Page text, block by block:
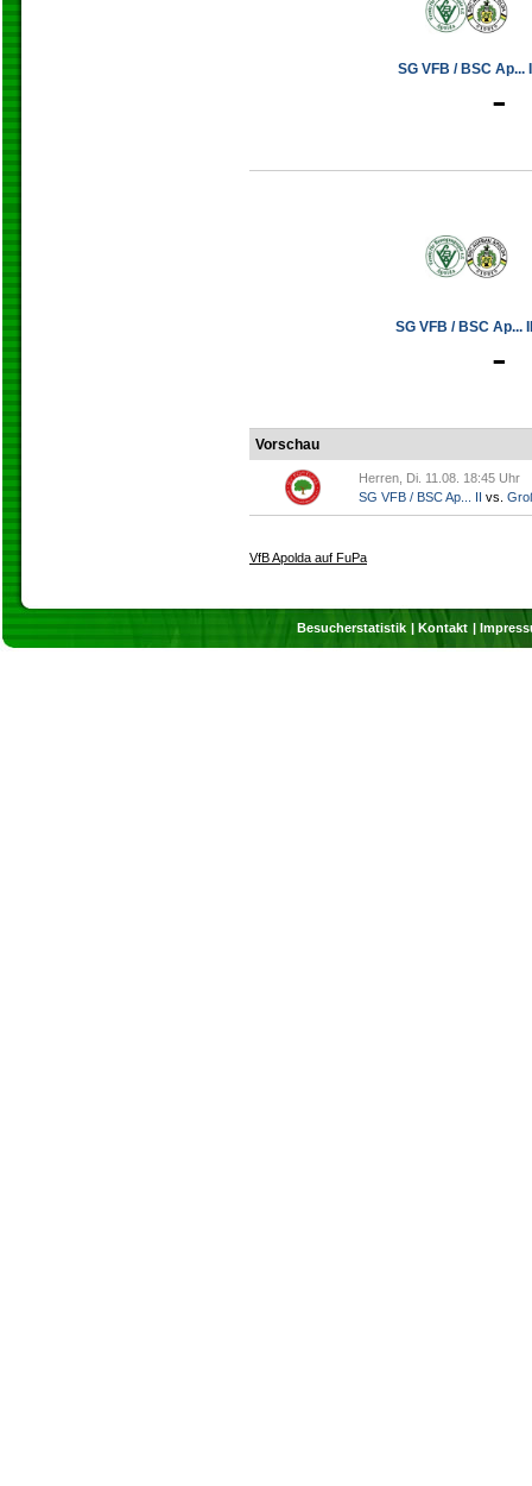
SG VFB / BSC Ap...
-
SG VFB / BSC Ap...
-
Vorschau
Herren, Di. 11.08. 18:45 Uhr
SG VFB / BSC Ap... II vs.
VfB Apolda auf FuPa
Besucherstatistik Kontakt